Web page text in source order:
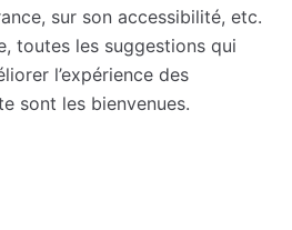
sur son accessibilité, etc.
toutes les suggestions qui
l’expérience des
sont les bienvenues.